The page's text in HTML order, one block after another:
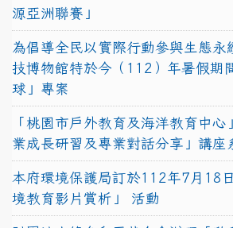
源亞洲聯賽」
為倡導全民以實際行動參與生態永
技博物館特於今（112）年暑假期
球」專案
「桃園市戶外教育及海洋教育中心
業成長研習及專業對話分享」講座
本府環境保護局訂於112年7月18
境教育影片賞析」 活動